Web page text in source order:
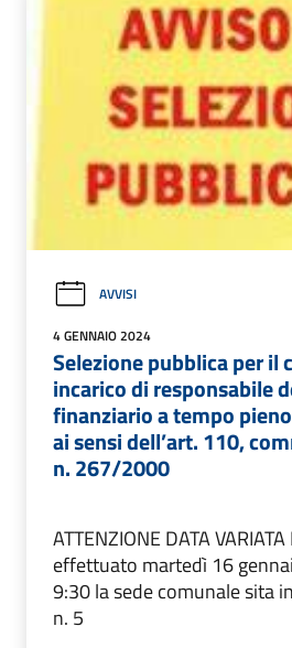
AVVISI
4 GENNAIO 2024
Selezione pubblica per il
incarico di responsabile
finanziario a tempo
ai sensi dell’art. 110,
n. 267/2000
ATTENZIONE DATA
effettuato martedì 16
9:30 la sede comunale sita
n. 5